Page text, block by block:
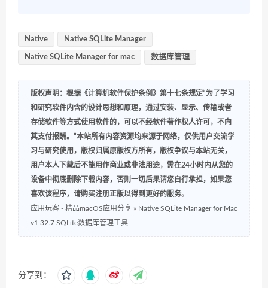
Native Native SQLite Manager
Native SQLite Manager for mac 数据库管理
版权声明：根据《计算机软件保护条例》第十七条规定“为了学习
和研究软件内含的设计思想和原理，通过安装、显示、传输或者
存储软件等方式使用软件的，可以不经软件著作权人许可，不向
其支付报酬。”本站所有内容资源均来源于网络，仅供用户交流学
习与研究使用，版权归属原版权方所有，版权争议与本站无关，
用户本人下载后不能用作商业或非法用途，需在24小时内从您的
设备中彻底删除下载内容，否则一切后果请您自行承担，如果您
喜欢该程序，请购买注册正版以得到更好的服务。
应用玩客 - 精品macOS应用分享 » Native SQLite Manager for Mac
v1.32.7 SQLite数据库管理工具
分享到：